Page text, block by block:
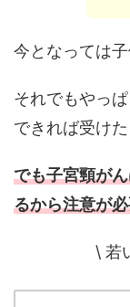
今となっては
それでもやっ
できれば受けた
でも子宮頸が
るから注意が
\ 若